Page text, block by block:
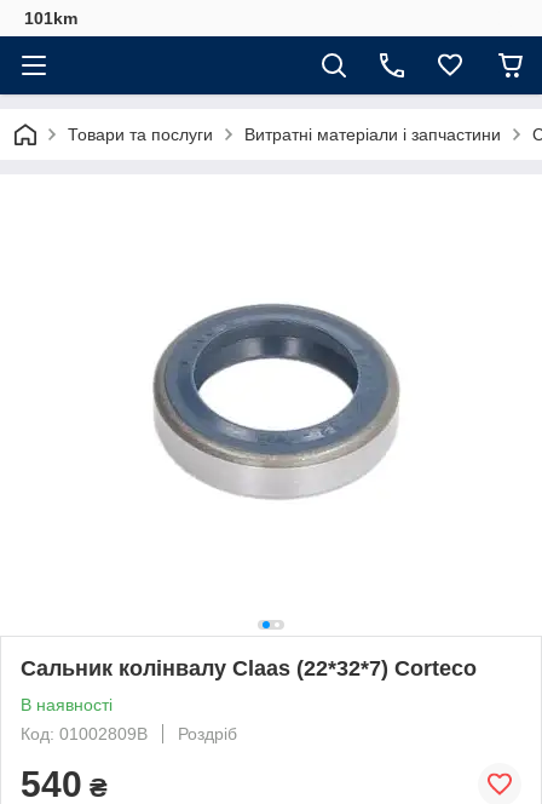
101km
Товари та послуги Витратні матеріали і запчастини
Сальник колінвалу Claas (22*32*7) Corteco
В наявності
Код: 01002809B
Роздріб
540 ₴